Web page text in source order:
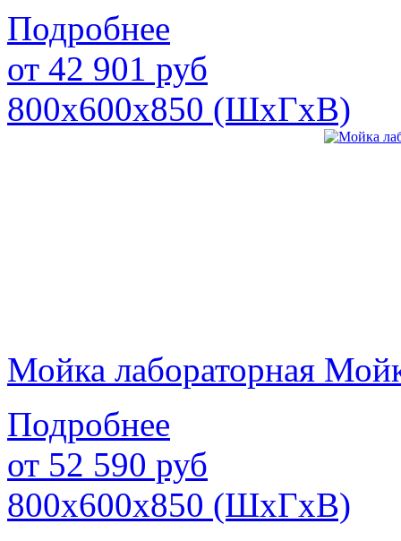
Подробнее
от 42 901 руб
800х600х850 (ШхГхВ)
Мойка лабораторная
Подробнее
от 52 590 руб
800х600х850 (ШхГхВ)